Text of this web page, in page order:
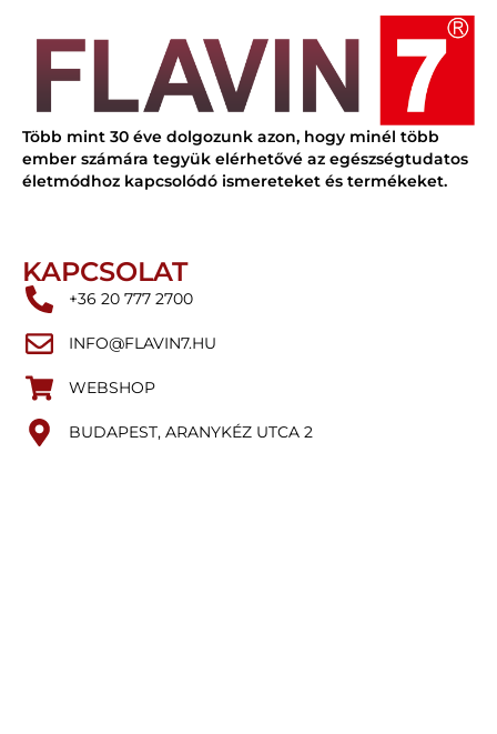
Több mint 30 éve dolgozunk azon, hogy minél több
ember számára tegyük elérhetővé az egészségtudatos
életmódhoz kapcsolódó ismereteket és termékeket.
KAPCSOLAT
+36 20 777 2700
INFO@FLAVIN7.HU
WEBSHOP
BUDAPEST, ARANYKÉZ UTCA 2